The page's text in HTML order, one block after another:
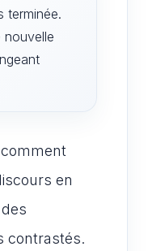
terminée.
nouvelle
en
contrastés.